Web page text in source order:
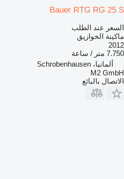
Bauer RTG RG 25 S
السعر عند الطلب
ماكينة الخوازيق
2012
7.750 متر / ساعة
ألمانيا، Schrobenhausen
M2 GmbH
الاتصال بالبائع